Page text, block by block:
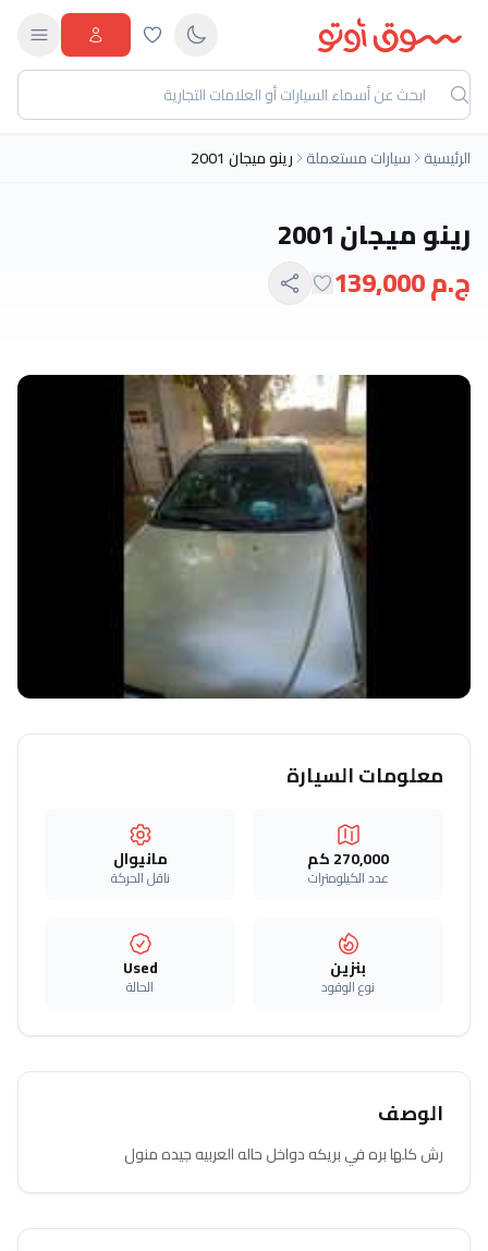
الرئيسية سيارات مستعملة رينو ميجان 2001
رينو ميجان 2001
ج.م 139,000
معلومات السيارة
270,000 كم
عدد الكيلومترات
مانيوال
ناقل الحركة
بنزين
نوع الوقود
Used
الحالة
الوصف
رش كلها بره في بريكه دواخل حاله العربيه جيده منول